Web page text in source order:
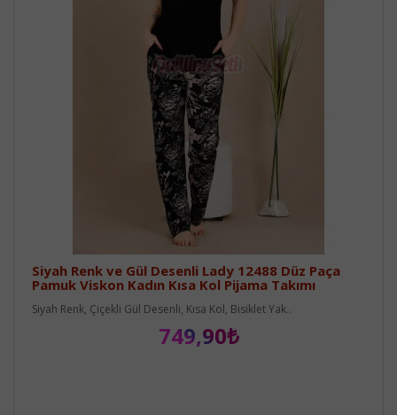
Siyah Renk ve Gül Desenli Lady 12488 Düz Paça
Pamuk Viskon Kadın Kısa Kol Pijama Takımı
Siyah Renk, Çiçekli Gül Desenli, Kısa Kol, Bisiklet Yak..
749,90₺